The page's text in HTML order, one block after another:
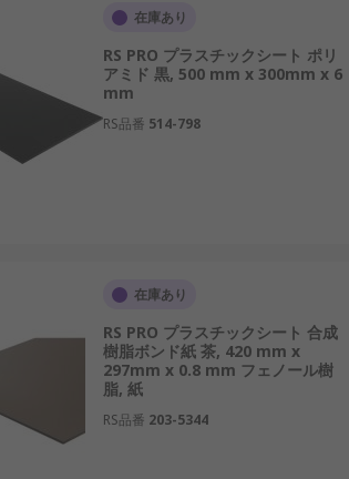
在庫あり
RS PRO プラスチックシート ポリ
アミド 黒, 500 mm x 300mm x 6
mm
RS品番 514-798
在庫あり
RS PRO プラスチックシート 合成
樹脂ボンド紙 茶, 420 mm x
297mm x 0.8 mm フェノール樹
脂, 紙
RS品番 203-5344